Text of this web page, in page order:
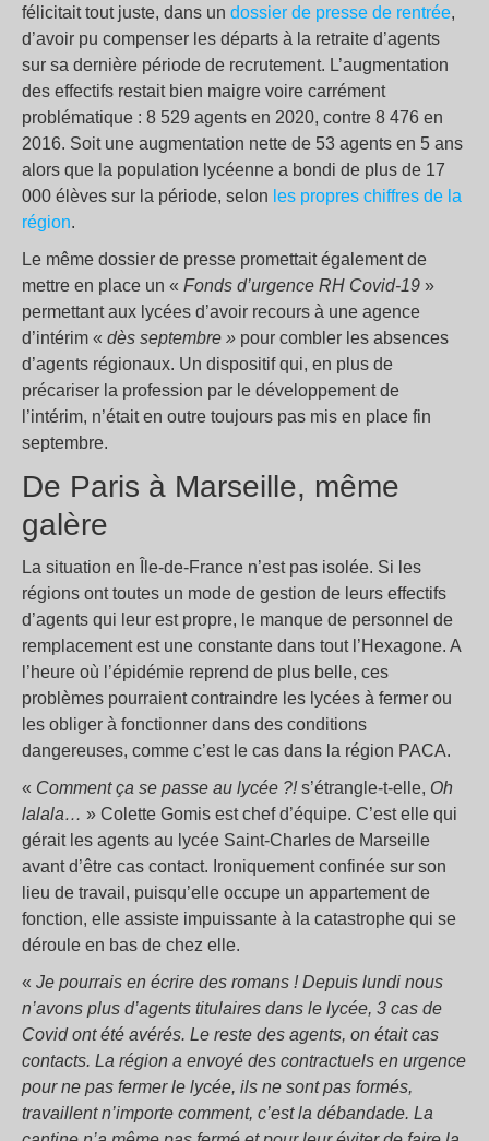
félicitait tout juste, dans un dossier de presse de rentrée,
d’avoir pu compenser les départs à la retraite d’agents
sur sa dernière période de recrutement. L’augmentation
des effectifs restait bien maigre voire carrément
problématique : 8 529 agents en 2020, contre 8 476 en
2016. Soit une augmentation nette de 53 agents en 5 ans
alors que la population lycéenne a bondi de plus de 17
000 élèves sur la période, selon les propres chiffres de la
région.
Le même dossier de presse promettait également de
mettre en place un « Fonds d’urgence RH Covid-19 »
permettant aux lycées d’avoir recours à une agence
d’intérim « dès septembre » pour combler les absences
d’agents régionaux. Un dispositif qui, en plus de
précariser la profession par le développement de
l’intérim, n’était en outre toujours pas mis en place fin
septembre.
De Paris à Marseille, même
galère
La situation en Île-de-France n’est pas isolée. Si les
régions ont toutes un mode de gestion de leurs effectifs
d’agents qui leur est propre, le manque de personnel de
remplacement est une constante dans tout l’Hexagone. A
l’heure où l’épidémie reprend de plus belle, ces
problèmes pourraient contraindre les lycées à fermer ou
les obliger à fonctionner dans des conditions
dangereuses, comme c’est le cas dans la région PACA.
« Comment ça se passe au lycée ?!s’étrangle-t-elle, Oh
lalala… » Colette Gomis est chef d’équipe. C’est elle qui
gérait les agents au lycée Saint-Charles de Marseille
avant d’être cas contact. Ironiquement confinée sur son
lieu de travail, puisqu’elle occupe un appartement de
fonction, elle assiste impuissante à la catastrophe qui se
déroule en bas de chez elle.
« Je pourrais en écrire des romans ! Depuis lundi nous
n’avons plus d’agents titulaires dans le lycée, 3 cas de
Covid ont été avérés. Le reste des agents, on était cas
contacts. La région a envoyé des contractuels en urgence
pour ne pas fermer le lycée, ils ne sont pas formés,
travaillent n’importe comment, c’est la débandade. La